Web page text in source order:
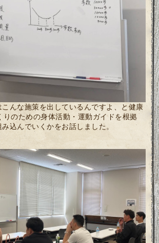
んな施策を出しているんですよ、と健康
りのための身体活動・運動ガイドを根拠
込んでいくかをお話しました。